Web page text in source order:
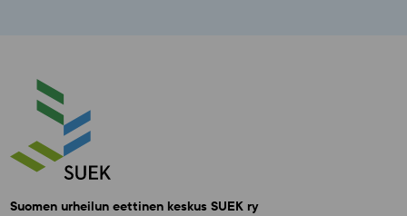
Suomen urheilun eettinen keskus SUEK ry